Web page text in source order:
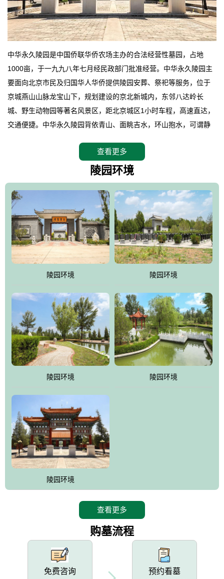
中华永久陵园是中国侨联华侨农场主办的合法经营性墓园，占地
1000亩，于一九九八年七月经民政部门批准经营。中华永久陵园主
要面向北京市民及归国华人华侨提供陵园安葬、祭祀等服务，位于
京城燕山山脉龙宝山下，规划建设的京北新城内，东邻八达岭长
城、野生动物园等著名风景区，距北京城区1小时车程，高速直达，
交通便捷。中华永久陵园背依青山、面眺吉水，环山抱水，可谓静
地。在总体设计上完全以中国传统文化作为前渠，由三条山脊环绕
而成，宛如一把太师椅，呈坐南朝北向，左青龙，右白虎，前朱
环绕挡住了外界的风吹，流动的生气遇到官厅的水又止住了，正好
符合山环水抱，藏风纳气的要求。中华永久陵园风景庄重典雅、气
势如宏，是华北地区最大的平川式墓园，陵园以皇家建筑风格为载
体吸取现代园林艺术之精华
查看更多
陵园环境
陵园环境 陵园环境
陵园环境 陵园环境
陵园环境
查看更多
购墓流程
免费咨询 预约看墓